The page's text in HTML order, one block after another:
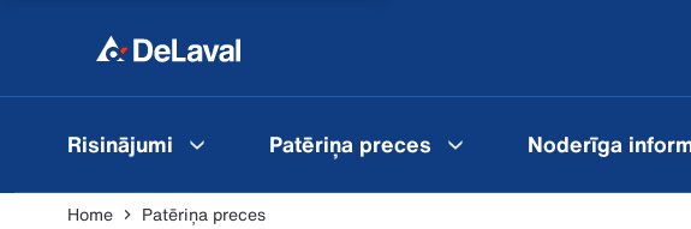
Risinājumi Patēriņa preces Noderīga
Home Patēriņa preces